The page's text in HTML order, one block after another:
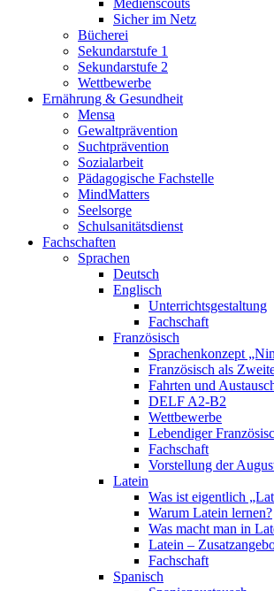
Medienscouts
Sicher im Netz
Bücherei
Sekundarstufe 1
Sekundarstufe 2
Wettbewerbe
Ernährung & Gesundheit
Mensa
Gewaltprävention
Suchtprävention
Sozialarbeit
Pädagogische Fachstelle
MindMatters
Seelsorge
Schulsanitätsdienst
Fachschaften
Sprachen
Deutsch
Englisch
Unterrichtsgestaltung
Fachschaft
Französisch
Sprachenkonzept
Französisch als
Fahrten und
DELF A2-B2
Wettbewerbe
Lebendiger
Fachschaft
Vorstellung der
Latein
Was ist eigentlich
Warum Latein lernen?
Was macht man in
Latein –
Fachschaft
Spanisch